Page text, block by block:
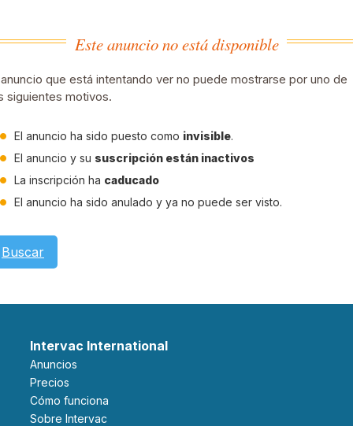
Este anuncio no está disponible
que está intentando ver no puede mostrarse por uno de
siguientes motivos.
El anuncio ha sido puesto como invisible.
El anuncio y su suscripción están inactivos
La inscripción ha caducado
El anuncio ha sido anulado y ya no puede ser visto.
Buscar
Intervac International
Anuncios
Precios
Cómo funciona
Sobre Intervac